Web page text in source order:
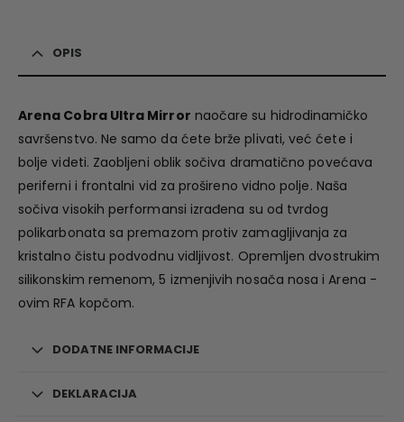
OPIS
Arena Cobra Ultra Mirror naočare su hidrodinamičko
savršenstvo. Ne samo da ćete brže plivati, već ćete i
bolje videti. Zaobljeni oblik sočiva dramatično povećava
periferni i frontalni vid za prošireno vidno polje. Naša
sočiva visokih performansi izrađena su od tvrdog
polikarbonata sa premazom protiv zamagljivanja za
kristalno čistu podvodnu vidljivost. Opremljen dvostrukim
silikonskim remenom, 5 izmenjivih nosača nosa i Arena -
ovim RFA kopčom.
DODATNE INFORMACIJE
DEKLARACIJA